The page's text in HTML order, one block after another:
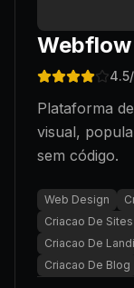
Webflow
4.5
Plataforma
visual,
sem código.
Web Design
Criacao De
Criacao De
Criacao De Blog